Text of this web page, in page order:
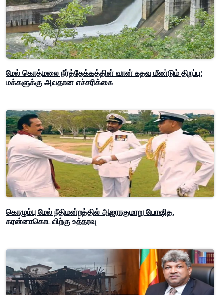
மேல் கொத்மலை நீர்த்தேக்கத்தின் வான் கதவு மீண்டும் திறப்பு;
மக்களுக்கு அவதான எச்சரிக்கை
கொழும்பு மேல் நீதிமன்றத்தில் ஆஜராகுமாறு யோஷித,
கரன்னாகொடவிற்கு உத்தரவு